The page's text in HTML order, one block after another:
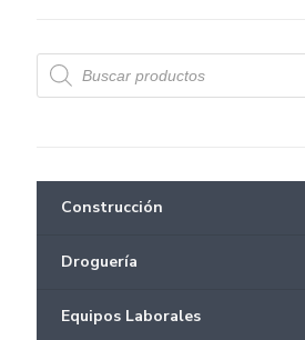
Búsqueda
de
productos
Construcción
Droguería
Equipos Laborales